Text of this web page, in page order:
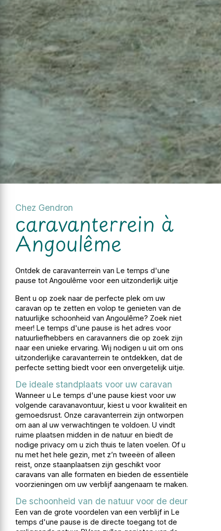
Chez Gendron
caravanterrein à
Angoulême
Ontdek de caravanterrein van Le temps d'une
pause tot Angoulême voor een uitzonderlijk uitje
Bent u op zoek naar de perfecte plek om uw
caravan op te zetten en volop te genieten van de
natuurlijke schoonheid van Angoulême? Zoek niet
meer! Le temps d'une pause is het adres voor
natuurliefhebbers en caravanners die op zoek zijn
naar een unieke ervaring. Wij nodigen u uit om ons
uitzonderlijke caravanterrein te ontdekken, dat de
perfecte setting biedt voor een onvergetelijk uitje.
De ideale standplaats voor uw caravan
Wanneer u Le temps d'une pause kiest voor uw
volgende caravanavontuur, kiest u voor kwaliteit en
gemoedsrust. Onze caravanterrein zijn ontworpen
om aan al uw verwachtingen te voldoen. U vindt
ruime plaatsen midden in de natuur en biedt de
nodige privacy om u zich thuis te laten voelen. Of u
nu met het hele gezin, met z’n tweeën of alleen
reist, onze staanplaatsen zijn geschikt voor
caravans van alle formaten en bieden de essentiële
voorzieningen om uw verblijf aangenaam te maken.
De schoonheid van de natuur voor de deur
Een van de grote voordelen van een verblijf in Le
temps d'une pause is de directe toegang tot de